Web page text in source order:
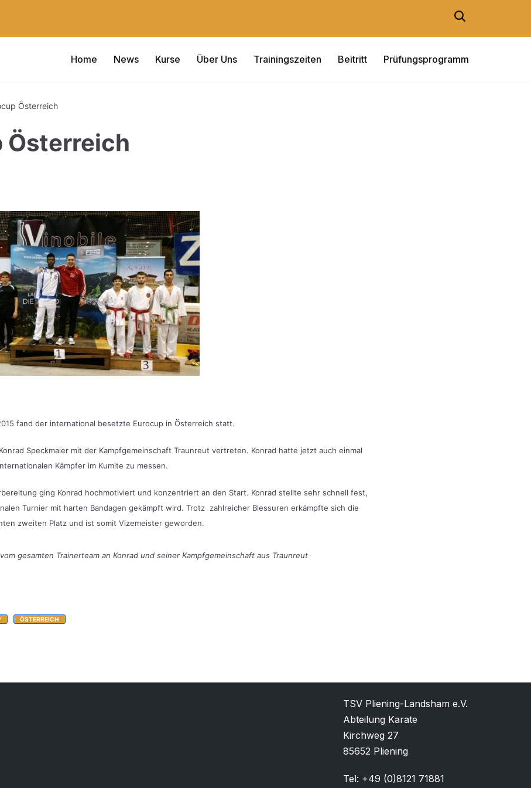
Home News Kurse Über Uns Trainingszeiten Beitritt Prüfungsprogramm
Österreich
Österreich
fand der international besetzte Eurocup in Österreich statt.
Speckmaier mit der Kampfgemeinschaft Traunreut vertreten. Konrad hatte jetzt auch einmal
Kämpfer im Kumite zu messen.
ging Konrad hochmotiviert und konzentriert an den Start. Konrad stellte sehr schnell fest,
Turnier mit harten Bandagen gekämpft wird. Trotz zahlreicher Blessuren erkämpfte sich die
zweiten Platz und ist somit Vizemeister geworden.
gesamten Trainerteam an Konrad und seiner Kampfgemeinschaft aus Traunreut
ÖSTERREICH
TSV Pliening-Landsham e.V.
Abteilung Karate
Kirchweg 27
85652 Pliening
Tel: +49 (0)8121 71881